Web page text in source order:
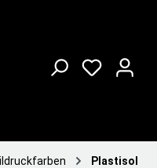
Plastisol